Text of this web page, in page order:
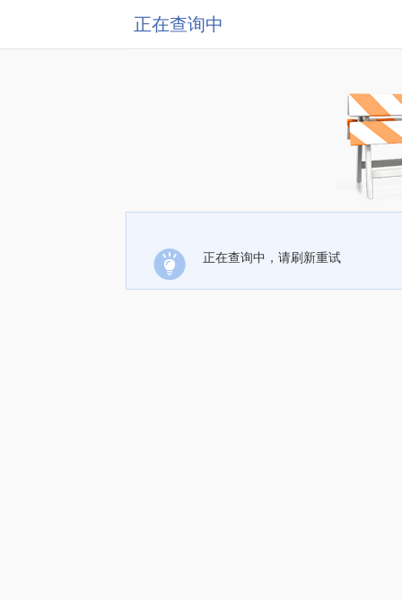
正在查询中
正在查询中，请刷新重试